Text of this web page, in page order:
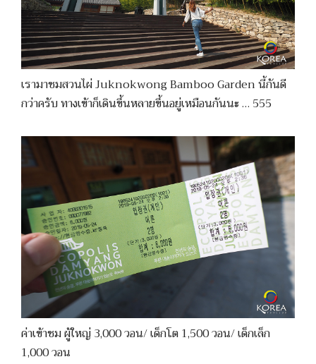
เรามาชมสวนไผ่ Juknokwong Bamboo Garden นี้กันดี
กว่าครับ ทางเข้าก็เดินขึ้นหลายขึ้นอยู่เหมือนกันนะ … 555
ค่าเข้าชม ผู้ใหญ่ 3,000 วอน/ เด็กโต 1,500 วอน/ เด็กเล็ก
1,000 วอน